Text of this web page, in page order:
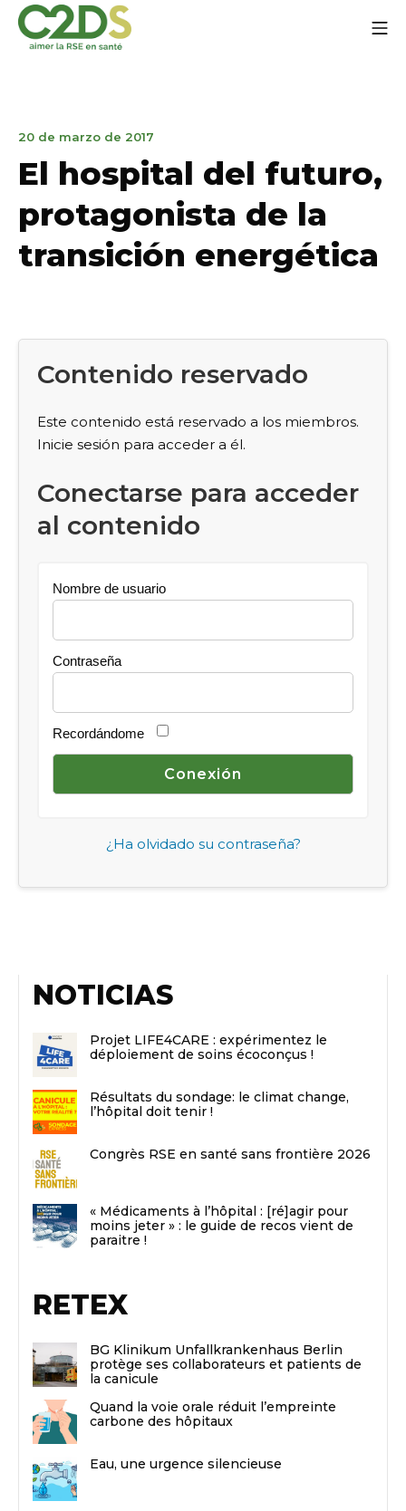
contenido
20 de marzo de 2017
enero
2020
El hospital del futuro,
protagonista de la
transición energética
Contenido reservado
Este contenido está reservado a los miembros.
Inicie sesión para acceder a él.
Conectarse para acceder
al contenido
Nombre de usuario
Contraseña
Recordándome
¿Ha olvidado su contraseña?
NOTICIAS
Projet LIFE4CARE : expérimentez le
déploiement de soins écoconçus !
Résultats du sondage: le climat change,
l’hôpital doit tenir !
Congrès RSE en santé sans frontière 2026
« Médicaments à l’hôpital : [ré]agir pour
moins jeter » : le guide de recos vient de
paraitre !
RETEX
BG Klinikum Unfallkrankenhaus Berlin
protège ses collaborateurs et patients de
la canicule
Quand la voie orale réduit l’empreinte
carbone des hôpitaux
Eau, une urgence silencieuse